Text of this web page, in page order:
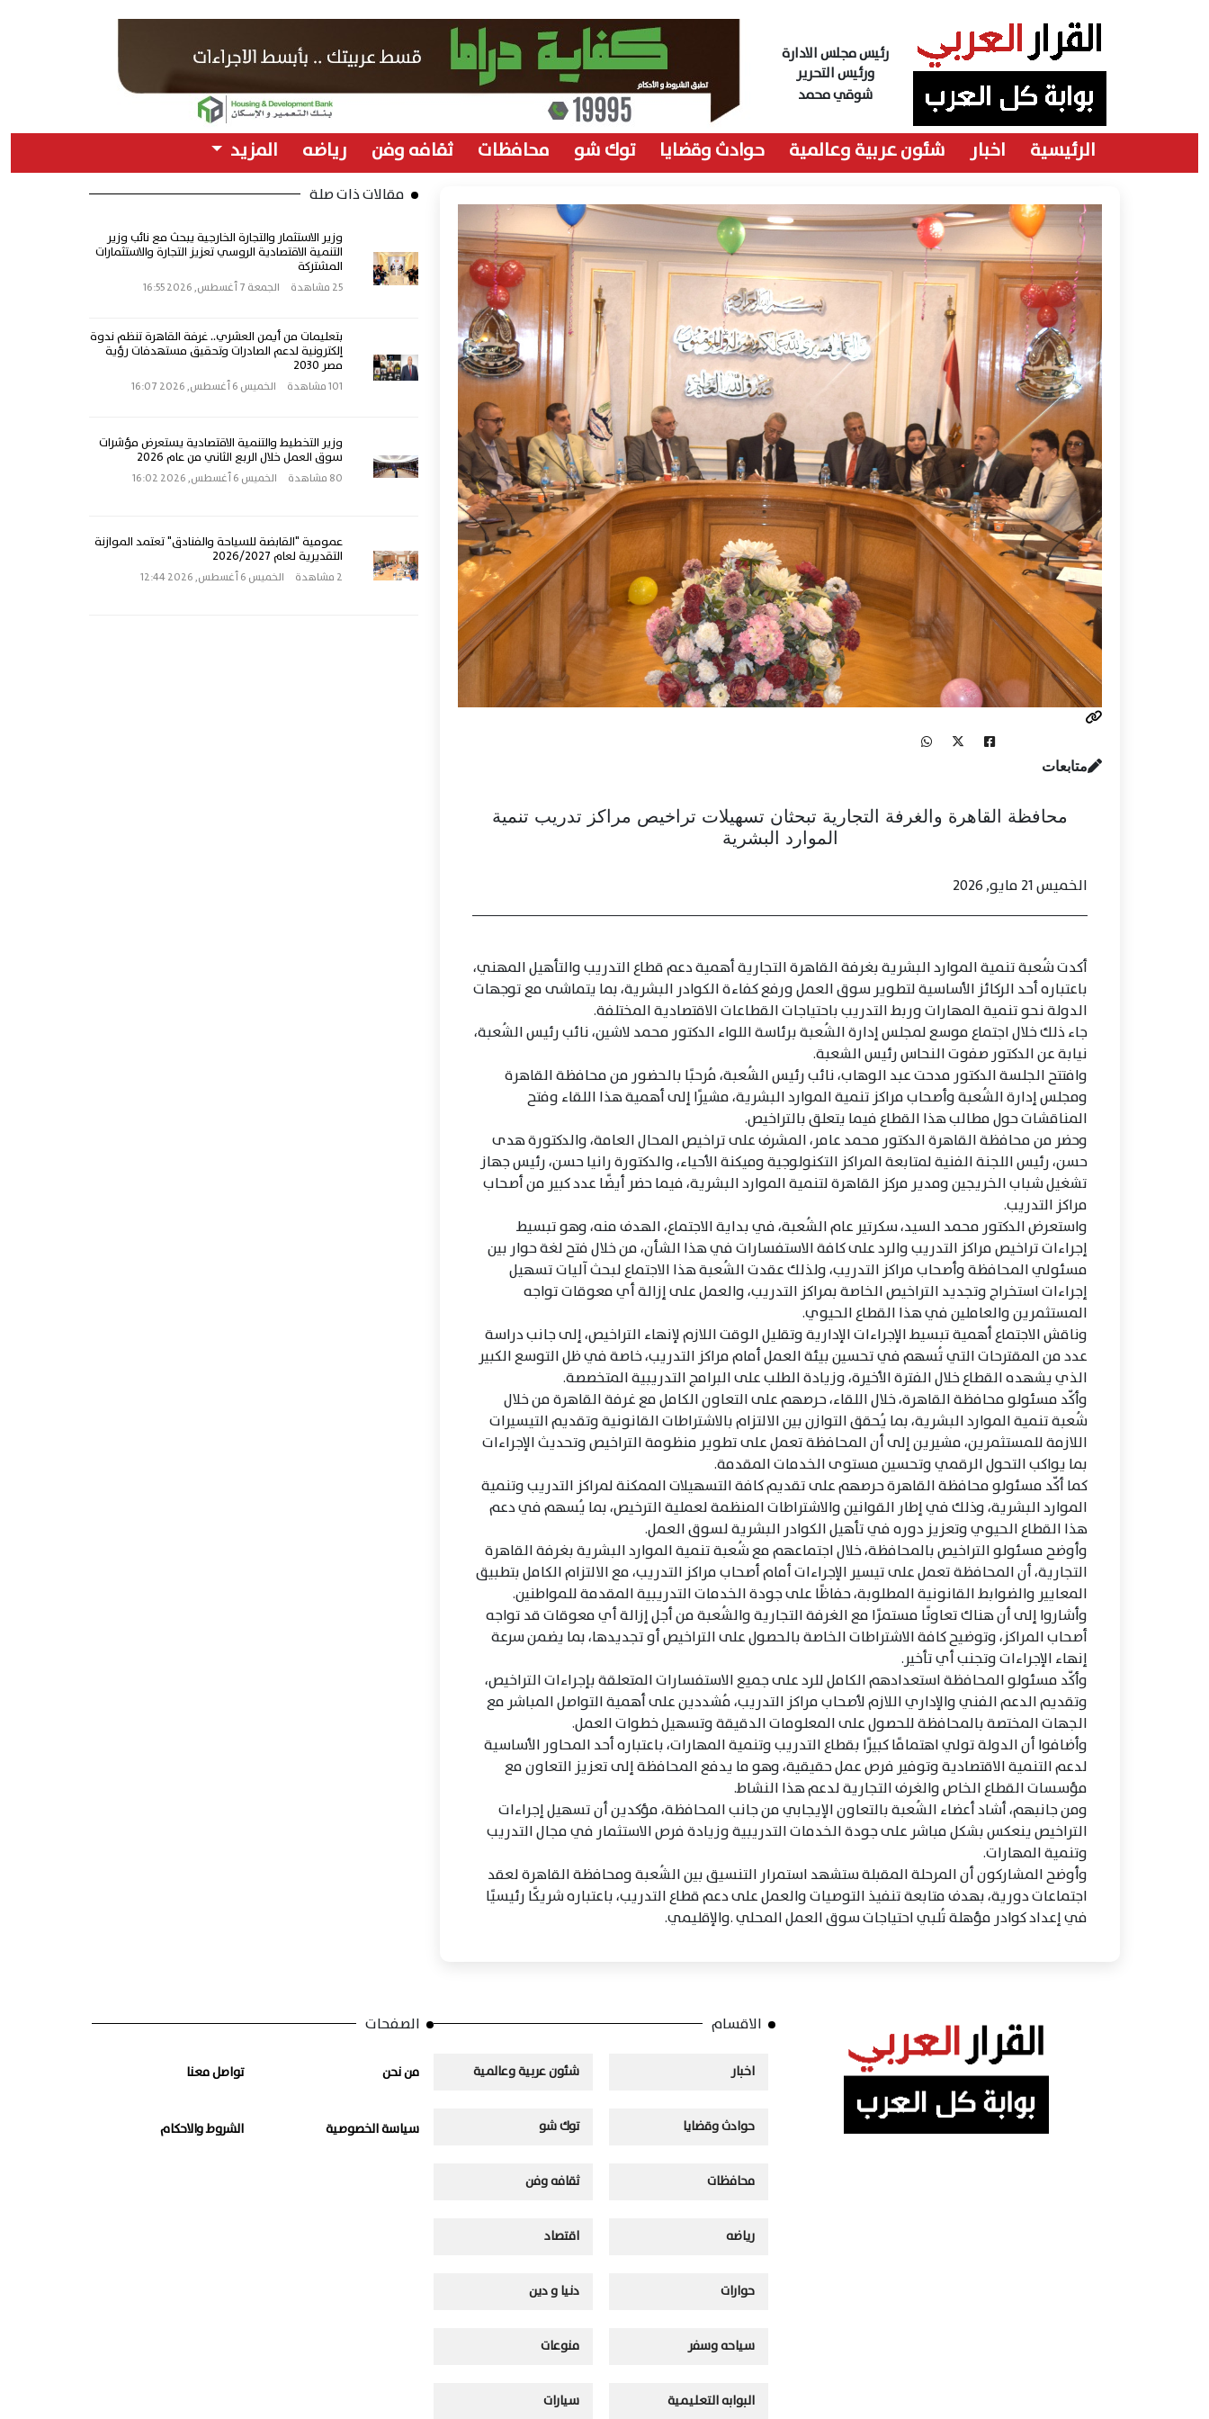
رئيس مجلس الادارة
ورئيس التحرير
شوقي محمد
الرئيسية اخبار شئون عربية وعالمية حوادث وقضايا توك شو محافظات ثقافه وفن رياضه المزيد
متابعات
محافظة القاهرة والغرفة التجارية تبحثان تسهيلات تراخيص مراكز تدريب تنمية
الموارد البشرية
الخميس 21 مايو, 2026
أكدت شُعبة تنمية الموارد البشرية بغرفة القاهرة التجارية أهمية دعم قطاع التدريب والتأهيل المهني،
باعتباره أحد الركائز الأساسية لتطوير سوق العمل ورفع كفاءة الكوادر البشرية، بما يتماشى مع توجهات
الدولة نحو تنمية المهارات وربط التدريب باحتياجات القطاعات الاقتصادية المختلفة.
جاء ذلك خلال اجتماع موسع لمجلس إدارة الشُعبة برئاسة اللواء الدكتور محمد لاشين، نائب رئيس الشُعبة،
نيابة عن الدكتور صفوت النحاس رئيس الشعبة.
وافتتح الجلسة الدكتور مدحت عبد الوهاب، نائب رئيس الشُعبة، مُرحبًا بالحضور من محافظة القاهرة
ومجلس إدارة الشُعبة وأصحاب مراكز تنمية الموارد البشرية، مشيرًا إلى أهمية هذا اللقاء وفتح
المناقشات حول مطالب هذا القطاع فيما يتعلق بالتراخيص.
وحضر من محافظة القاهرة الدكتور محمد عامر، المشرف على تراخيص المحال العامة، والدكتورة هدى
حسن، رئيس اللجنة الفنية لمتابعة المراكز التكنولوجية وميكنة الأحياء، والدكتورة رانيا حسن، رئيس جهاز
تشغيل شباب الخريجين ومدير مركز القاهرة لتنمية الموارد البشرية، فيما حضر أيضًا عدد كبير من أصحاب
مراكز التدريب.
واستعرض الدكتور محمد السيد، سكرتير عام الشُعبة، في بداية الاجتماع، الهدف منه، وهو تبسيط
إجراءات تراخيص مراكز التدريب والرد على كافة الاستفسارات في هذا الشأن، من خلال فتح لغة حوار بين
مسئولي المحافظة وأصحاب مراكز التدريب، ولذلك عقدت الشُعبة هذا الاجتماع لبحث آليات تسهيل
إجراءات استخراج وتجديد التراخيص الخاصة بمراكز التدريب، والعمل على إزالة أي معوقات تواجه
المستثمرين والعاملين في هذا القطاع الحيوي.
وناقش الاجتماع أهمية تبسيط الإجراءات الإدارية وتقليل الوقت اللازم لإنهاء التراخيص، إلى جانب دراسة
عدد من المقترحات التي تُسهم في تحسين بيئة العمل أمام مراكز التدريب، خاصة في ظل التوسع الكبير
الذي يشهده القطاع خلال الفترة الأخيرة، وزيادة الطلب على البرامج التدريبية المتخصصة.
وأكّد مسئولو محافظة القاهرة، خلال اللقاء، حرصهم على التعاون الكامل مع غرفة القاهرة من خلال
شُعبة تنمية الموارد البشرية، بما يُحقق التوازن بين الالتزام بالاشتراطات القانونية وتقديم التيسيرات
اللازمة للمستثمرين، مشيرين إلى أن المحافظة تعمل على تطوير منظومة التراخيص وتحديث الإجراءات
بما يواكب التحول الرقمي وتحسين مستوى الخدمات المقدمة.
كما أكّد مسئولو محافظة القاهرة حرصهم على تقديم كافة التسهيلات الممكنة لمراكز التدريب وتنمية
الموارد البشرية، وذلك في إطار القوانين والاشتراطات المنظمة لعملية الترخيص، بما يُسهم في دعم
هذا القطاع الحيوي وتعزيز دوره في تأهيل الكوادر البشرية لسوق العمل.
وأوضح مسئولو التراخيص بالمحافظة، خلال اجتماعهم مع شُعبة تنمية الموارد البشرية بغرفة القاهرة
التجارية، أن المحافظة تعمل على تيسير الإجراءات أمام أصحاب مراكز التدريب، مع الالتزام الكامل بتطبيق
المعايير والضوابط القانونية المطلوبة، حفاظًا على جودة الخدمات التدريبية المقدمة للمواطنين.
وأشاروا إلى أن هناك تعاونًا مستمرًا مع الغرفة التجارية والشُعبة من أجل إزالة أي معوقات قد تواجه
أصحاب المراكز، وتوضيح كافة الاشتراطات الخاصة بالحصول على التراخيص أو تجديدها، بما يضمن سرعة
إنهاء الإجراءات وتجنب أي تأخير.
وأكّد مسئولو المحافظة استعدادهم الكامل للرد على جميع الاستفسارات المتعلقة بإجراءات التراخيص،
وتقديم الدعم الفني والإداري اللازم لأصحاب مراكز التدريب، مُشددين على أهمية التواصل المباشر مع
الجهات المختصة بالمحافظة للحصول على المعلومات الدقيقة وتسهيل خطوات العمل.
وأضافوا أن الدولة تولي اهتمامًا كبيرًا بقطاع التدريب وتنمية المهارات، باعتباره أحد المحاور الأساسية
لدعم التنمية الاقتصادية وتوفير فرص عمل حقيقية، وهو ما يدفع المحافظة إلى تعزيز التعاون مع
مؤسسات القطاع الخاص والغرف التجارية لدعم هذا النشاط.
ومن جانبهم، أشاد أعضاء الشُعبة بالتعاون الإيجابي من جانب المحافظة، مؤكدين أن تسهيل إجراءات
التراخيص ينعكس بشكل مباشر على جودة الخدمات التدريبية وزيادة فرص الاستثمار في مجال التدريب
وتنمية المهارات.
وأوضح المشاركون أن المرحلة المقبلة ستشهد استمرار التنسيق بين الشُعبة ومحافظة القاهرة لعقد
اجتماعات دورية، بهدف متابعة تنفيذ التوصيات والعمل على دعم قطاع التدريب، باعتباره شريكًا رئيسيًا
في إعداد كوادر مؤهلة تُلبي احتياجات سوق العمل المحلي .والإقليمي.
مقالات ذات صلة
وزير الاستثمار والتجارة الخارجية يبحث مع نائب وزير
التنمية الاقتصادية الروسي تعزيز التجارة والاستثمارات
المشتركة
25 مشاهدة الجمعة 7 أغسطس, 2026 16:55
بتعليمات من أيمن العشري.. غرفة القاهرة تنظم ندوة
إلكترونية لدعم الصادرات وتحقيق مستهدفات رؤية
مصر 2030
101 مشاهدة الخميس 6 أغسطس, 2026 16:07
وزير التخطيط والتنمية الاقتصادية يستعرض مؤشرات
سوق العمل خلال الربع الثاني من عام 2026
80 مشاهدة الخميس 6 أغسطس, 2026 16:02
عمومية "القابضة للسياحة والفنادق" تعتمد الموازنة
التقديرية لعام 2026/2027
2 مشاهدة الخميس 6 أغسطس, 2026 12:44
الاقسام
اخبار شئون عربية وعالمية
حوادث وقضايا توك شو
محافظات ثقافه وفن
رياضه اقتصاد
حوارات دنيا و دين
سياحه وسفر منوعات
البوابه التعليمية سيارات
الصفحات
من نحن تواصل معنا
سياسة الخصوصية الشروط والاحكام